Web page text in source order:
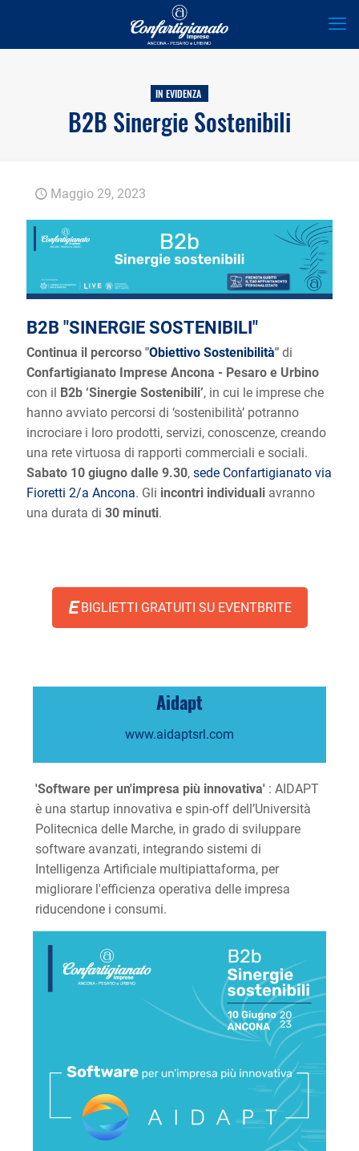
IN EVIDENZA
B2B Sinergie Sostenibili
Maggio 29, 2023
B2B "SINERGIE SOSTENIBILI"
Continua il percorso "Obiettivo Sostenibilità" di
Confartigianato Imprese Ancona - Pesaro e Urbino
con il
B2b ‘Sinergie Sostenibili’, in cui le imprese che
hanno avviato percorsi di ‘sostenibilità’ potranno
incrociare i loro prodotti, servizi, conoscenze, creando
una rete virtuosa di rapporti commerciali e sociali.
Sabato 10 giugno dalle 9.30, sede Confartigianato via
Fioretti 2/a Ancona. Gli incontri individuali avranno
una durata di 30 minuti.
BIGLIETTI GRATUITI SU EVENTBRITE
Aidapt
www.aidaptsrl.com
'Software per un'impresa più innovativa' : AIDAPT
è una startup innovativa e spin-off dell’Università
Politecnica delle Marche, in grado di sviluppare
software avanzati, integrando sistemi di
Intelligenza Artificiale multipiattaforma, per
migliorare l'efficienza operativa delle impresa
riducendone i consumi.